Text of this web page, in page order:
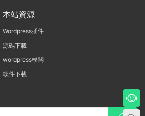
本站資源
Wordpress插件
源碼下載
wordpress模闆
軟件下載